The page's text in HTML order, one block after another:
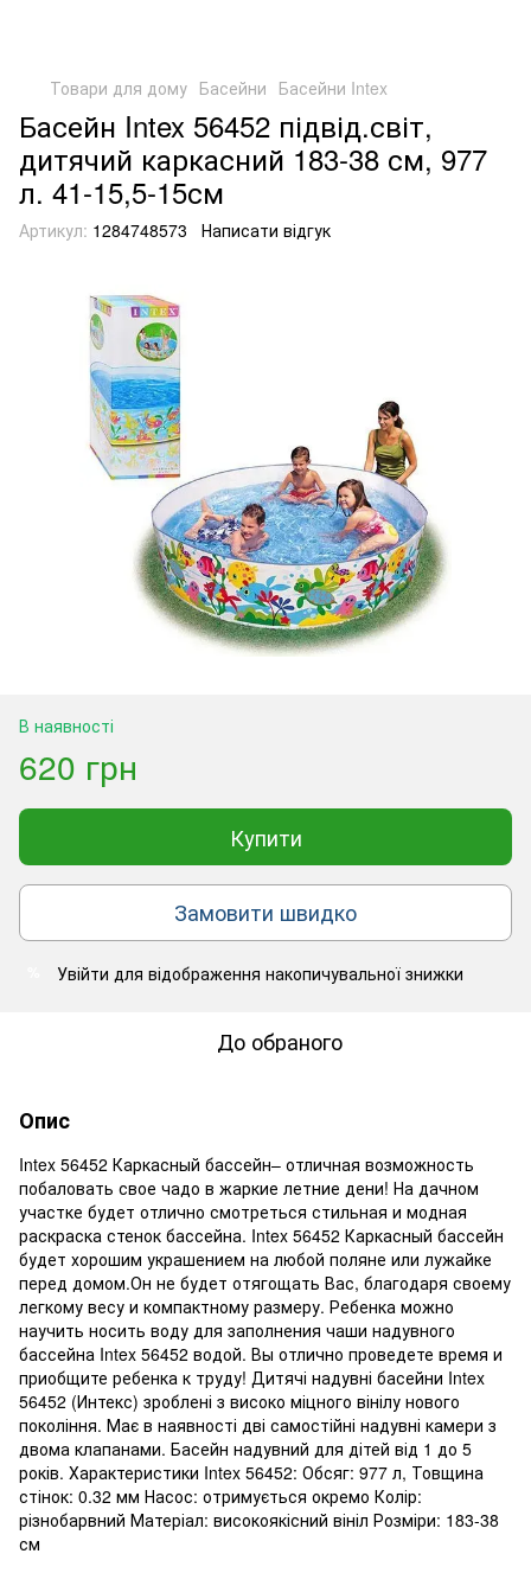
Товари для дому Басейни Басейни Intex
Басейн Intex 56452 підвід.світ,
дитячий каркасний 183-38 см, 977
л. 41-15,5-15см
Артикул: 1284748573 Написати відгук
В наявності
620 грн
Купити
Замовити швидко
Увійти для відображення накопичувальної знижки
До обраного
Опис
Intex 56452 Каркасный бассейн– отличная возможность
побаловать свое чадо в жаркие летние дени! На дачном
участке будет отлично смотреться стильная и модная
раскраска стенок бассейна. Intex 56452 Каркасный бассейн
будет хорошим украшением на любой поляне или лужайке
перед домом.Он не будет отягощать Вас, благодаря своему
легкому весу и компактному размеру. Ребенка можно
научить носить воду для заполнения чаши надувного
бассейна Intex 56452 водой. Вы отлично проведете время и
приобщите ребенка к труду! Дитячі надувні басейни Intex
56452 (Интекс) зроблені з високо міцного вінілу нового
покоління. Має в наявності дві самостійні надувні камери з
двома клапанами. Басейн надувний для дітей від 1 до 5
років. Характеристики Intex 56452: Обсяг: 977 л, Товщина
стінок: 0.32 мм Насос: отримується окремо Колір:
різнобарвний Матеріал: високоякісний вініл Розміри: 183-38
см